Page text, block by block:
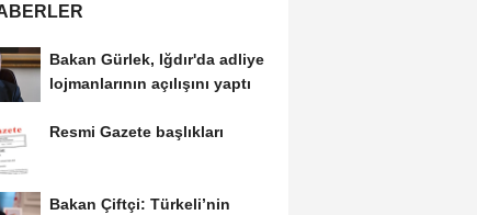
Bakan Gürlek, Iğdır'da adliye
lojmanlarının açılışını yaptı
Resmi Gazete başlıkları
Bakan Çiftçi: Türkeli’nin